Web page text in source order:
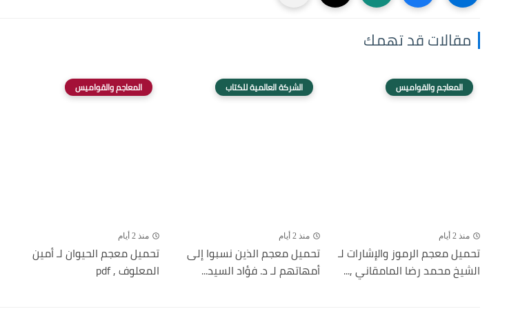
مقالات قد تهمك
المعاجم والقواميس
منذ 2 أيام
تحميل معجم الرموز والإشارات لـ
الشيخ محمد رضا المامقاني ,...
الشركة العالمية للكتاب
منذ 2 أيام
تحميل معجم الذين نسبوا إلى
أمهاتهم لـ د. فؤاد السيد...
المعاجم والقواميس
منذ 2 أيام
تحميل معجم الحيوان لـ أمين
المعلوف , pdf